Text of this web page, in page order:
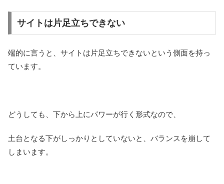
サイトは片足立ちできない
端的に言うと、サイトは片足立ちできないという側面を持っ
ています。
どうしても、下から上にパワーが行く形式なので、
土台となる下がしっかりとしていないと、バランスを崩して
しまいます。